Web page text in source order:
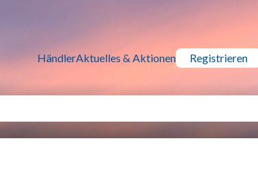
HändlerAktuelles & Aktionen Registrieren